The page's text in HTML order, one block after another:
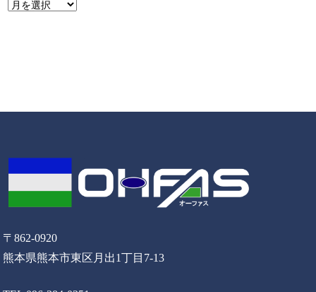
〒862-0920
熊本県熊本市東区月出1丁目7-13